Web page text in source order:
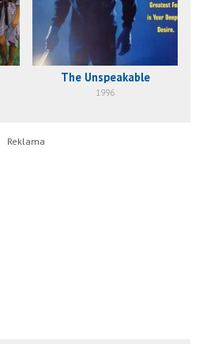
The Unspeakable
1996